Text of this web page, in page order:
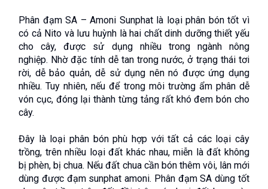
Phân đạm SA – Amoni Sunphat là loại phân bón tốt vì
có cả Nito và lưu huỳnh là hai chất dinh dưỡng thiết yếu
cho cây, được sử dụng nhiều trong ngành nông
nghiệp. Nhờ đặc tính dễ tan trong nước, ở trạng thái tơi
rời, dễ bảo quản, dễ sử dụng nên nó được ứng dụng
nhiều. Tuy nhiên, nếu để trong môi trường ẩm phân dễ
vón cục, đóng lại thành từng tảng rất khó đem bón cho
cây.
Đây là loại phân bón phù hợp với tất cả các loại cây
trồng, trên nhiều loại đất khác nhau, miễn là đất không
bị phèn, bị chua. Nếu đất chua cần bón thêm vôi, lân mới
dùng được đạm sunphat amoni. Phân đạm SA dùng tốt